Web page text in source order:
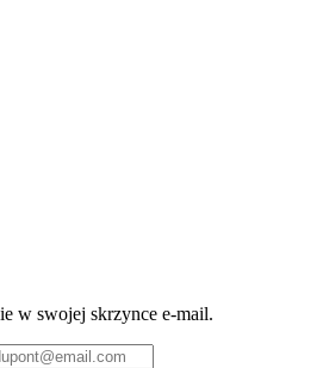
w swojej skrzynce e-mail.